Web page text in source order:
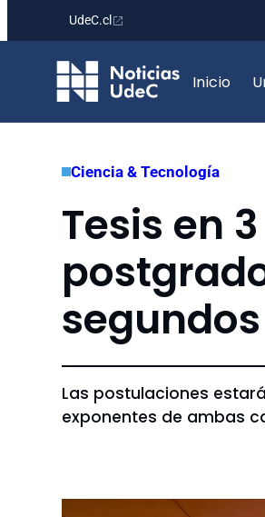
contenido
UdeC.cl
Inicio
Ciencia & Tecnología
Tesis en
segundos
Las postulaciones
exponentes de ambas